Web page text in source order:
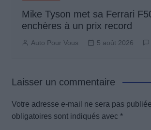
Mike Tyson met sa Ferrari
enchères à un prix record
Auto Pour Vous 5 août 2026
Laisser un commentaire
Votre adresse e-mail ne sera pas
obligatoires sont indiqués avec *